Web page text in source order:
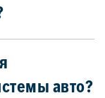
авто?